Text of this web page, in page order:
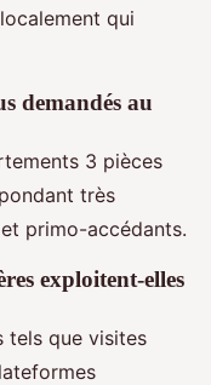
qui
demandés au
3 pièces
très
primo-accédants.
exploitent-elles
tels que visites